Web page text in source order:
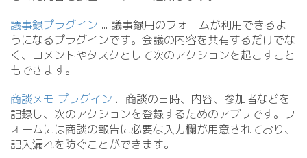
議事録プラグイン ... 議事録用のフォームが利用できるよ
うになるプラグインです。会議の内容を共有するだけでな
く、コメントやタスクとして次のアクションを起こすこと
もできます。
商談メモ プラグイン ... 商談の日時、内容、参加者などを
記録し、次のアクションを登録するためのアプリです。フ
ォームには商談の報告に必要な入力欄が用意されており、
記入漏れを防ぐことができます。